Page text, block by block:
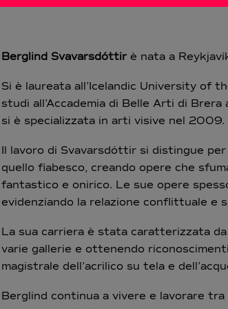
Berglind Svavarsdóttir è nata a
Si è laureata all’Icelandic University of
studi all’Accademia di Belle Arti di
si è specializzata in arti visive nel 2009.
Il lavoro di Svavarsdóttir si distingue
quello fiabesco, creando opere che
fantastico e onirico. Le sue opere
evidenziando la relazione conflittuale e
La sua carriera è stata caratterizzata
varie gallerie e ottenendo
magistrale dell’acrilico su tela e
Berglind continua a vivere e lavorare